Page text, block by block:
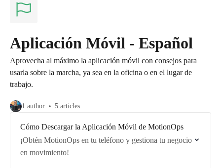
Aplicación Móvil - Español
Aprovecha al máximo la aplicación móvil con consejos para
usarla sobre la marcha, ya sea en la oficina o en el lugar de
trabajo.
1 author 5 articles
Cómo Descargar la Aplicación Móvil de MotionOps
¡Obtén MotionOps en tu teléfono y gestiona tu negocio
en movimiento!